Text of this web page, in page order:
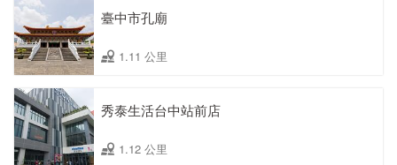
臺中市孔廟
1.11 公里
秀泰生活台中站前店
1.12 公里